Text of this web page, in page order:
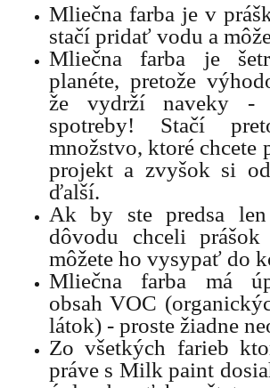
Mliečna farba je v
stačí pridať vodu a
Mliečna farba je
planéte, pretože
že vydrží naveky -
spotreby! Stačí
množstvo, ktoré chcete
projekt a zvyšok si
ďalší.
Ak by ste predsa
dôvodu chceli
môžete ho vysypať do
Mliečna farba má
obsah VOC
látok) - proste žiadne
Zo všetkých farieb
práve s Milk paint